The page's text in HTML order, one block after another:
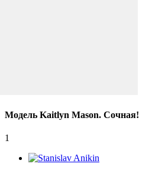
Модель Kaitlyn Mason. Сочная!
1